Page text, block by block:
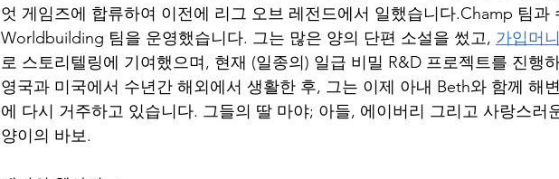
엇 게임즈에 합류하여 이전에 리그 오브 레전드에서 일했습니다.Champ 팀과
Worldbuilding 팀을 운영했습니다. 그는 많은 양의 단편 소설을 썼고, 가입머니
로 스토리텔링에 기여했으며, 현재 (일종의) 일급 비밀 R&D 프로젝트를 진행
영국과 미국에서 수년간 해외에서 생활한 후, 그는 이제 아내 Beth와 함께 해
에 다시 거주하고 있습니다. 그들의 딸 마야; 아들, 에이버리 그리고 사랑스러
양이의 바보.